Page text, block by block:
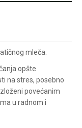
informacija u
porudžbine
nam:
mleča.
opšte
na stres, posebno
povećanim
u radnom i